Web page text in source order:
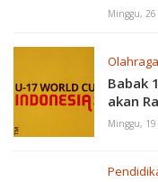
Minggu,
Olahraga
Babak
akan
Minggu,